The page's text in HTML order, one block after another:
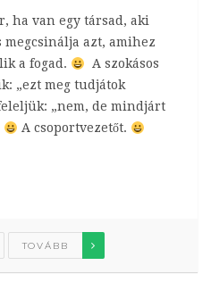
ha van egy társad, aki
megcsinálja azt, amihez
a fogad.
A szokásos
„ezt meg tudjátok
„nem, de mindjárt
A csoportvezetőt.
TOVÁBB